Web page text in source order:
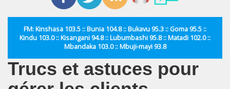
FM: Kinshasa 103.5 :: Bunia 104.8 :: Bukavu 95.3 :: Goma 95.5 ::
Kindu 103.0 :: Kisangani 94.8 :: Lubumbashi 95.8 :: Matadi 102.0 ::
Mbandaka 103.0 :: Mbuji-mayi 93.8
Trucs et astuces pour